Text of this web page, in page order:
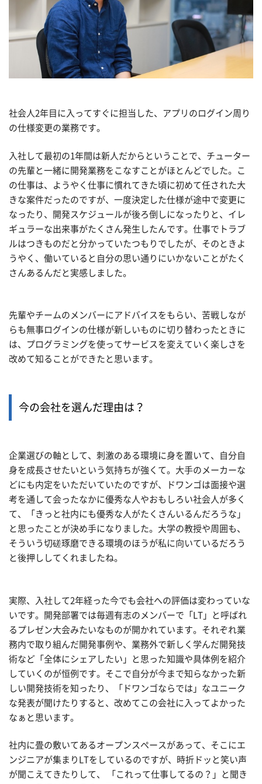
社会人2年目に入ってすぐに担当した、アプリのログイン周り
の仕様変更の業務です。
入社して最初の1年間は新人だからということで、チューター
の先輩と一緒に開発業務をこなすことがほとんどでした。こ
の仕事は、ようやく仕事に慣れてきた頃に初めて任された大
きな案件だったのですが、一度決定した仕様が途中で変更に
なったり、開発スケジュールが後ろ倒しになったりと、イレ
ギュラーな出来事がたくさん発生したんです。仕事でトラブ
ルはつきものだと分かっていたつもりでしたが、そのときよ
うやく、働いていると自分の思い通りにいかないことがたく
さんあるんだと実感しました。
先輩やチームのメンバーにアドバイスをもらい、苦戦しなが
らも無事ログインの仕様が新しいものに切り替わったときに
は、プログラミングを使ってサービスを変えていく楽しさを
改めて知ることができたと思います。
今の会社を選んだ理由は？
企業選びの軸として、刺激のある環境に身を置いて、自分自
身を成長させたいという気持ちが強くて。大手のメーカーな
どにも内定をいただいていたのですが、ドワンゴは面接や選
考を通して会ったなかに優秀な人やおもしろい社会人が多く
て、「きっと社内にも優秀な人がたくさんいるんだろうな」
と思ったことが決め手になりました。大学の教授や周囲も、
そういう切磋琢磨できる環境のほうが私に向いているだろう
と後押ししてくれましたね。
実際、入社して2年経った今でも会社への評価は変わっていな
いです。開発部署では毎週有志のメンバーで「LT」と呼ばれ
るプレゼン大会みたいなものが開かれています。それぞれ業
務内で取り組んだ開発事例や、業務外で新しく学んだ開発技
術など「全体にシェアしたい」と思った知識や具体例を紹介
していくのが恒例です。そこで自分が今まで知らなかった新
しい開発技術を知ったり、「ドワンゴならでは」なユニーク
な発表が聞けたりすると、改めてこの会社に入ってよかった
なぁと思います。
社内に畳の敷いてあるオープンスペースがあって、そこにエ
ンジニアが集まりLTをしているのですが、時折ドッと笑い声
が聞こえてきたりして、 「これって仕事してるの？」と聞き